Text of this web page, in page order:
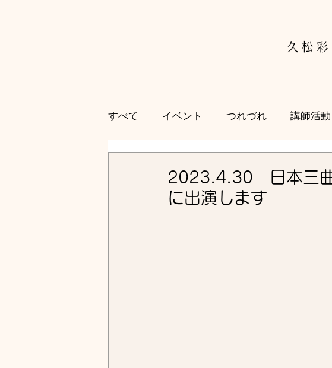
久松
すべて イベント つれづれ 講師活動
2023.4.30 日本三曲
に出演します